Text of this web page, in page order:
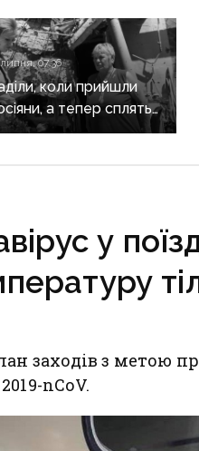
07:36
коли прийшли
а тепер сплять
як сьогодні
у
заходів з метою
nCoV.